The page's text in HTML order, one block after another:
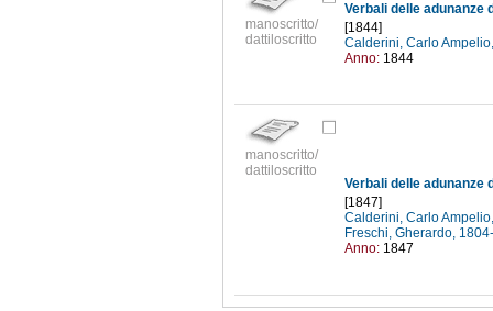
manoscritto/
dattiloscritto
Verbali delle adunanze
[1844]
Calderini, Carlo
Anno: 1844
manoscritto/
dattiloscritto
[1847]
Calderini, Carlo
Freschi, Gherardo,
Anno: 1847